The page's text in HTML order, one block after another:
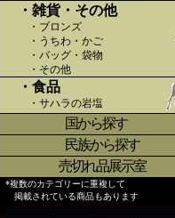
・雑貨・その他
・ブロンズ
・うちわ・かご
・バッグ・袋物
・その他
・食品
・サハラの岩塩
国から探す〇
民族から探す
売切れ品展示室
*複数のカテゴリーに重複して
掲載されている商品もあります